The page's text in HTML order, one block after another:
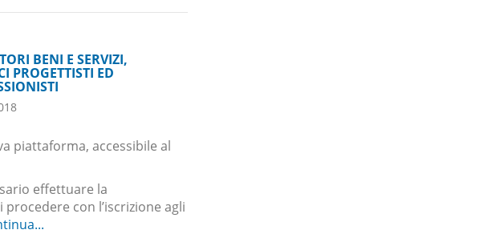
BENI E SERVIZI,
PROGETTISTI ED
piattaforma, accessibile al
effettuare la
con l’iscrizione agli